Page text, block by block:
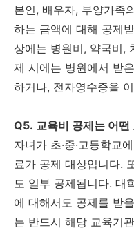
본인, 배우자, 부양가족
하는 금액에 대해 공제
상에는 병원비, 약국비,
제 시에는 병원에서 받
하거나, 전자영수증을
Q5. 교육비 공제는 어
자녀가 초·중·고등학교
료가 공제 대상입니다.
도 일부 공제됩니다. 대
에 대해서도 공제를 받
는 반드시 해당 교육기